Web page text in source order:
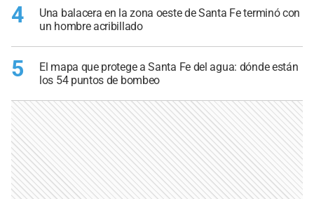
4
Una balacera en la zona oeste de Santa Fe terminó con
un hombre acribillado
5
El mapa que protege a Santa Fe del agua: dónde están
los 54 puntos de bombeo